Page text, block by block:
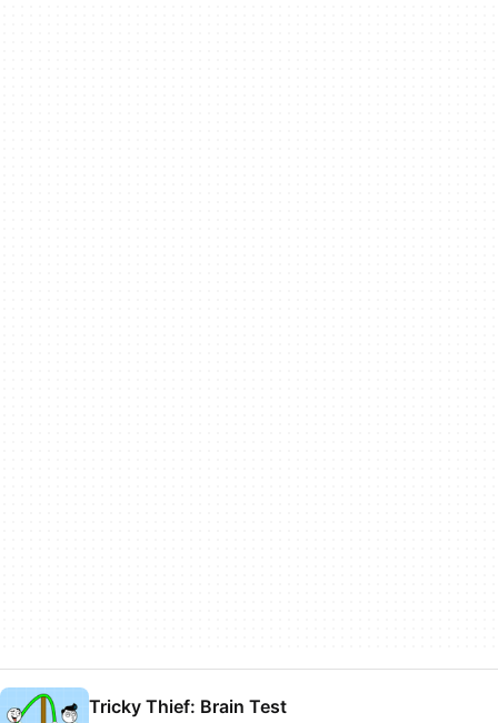
Tricky Thief: Brain Test